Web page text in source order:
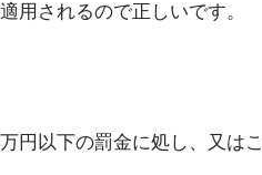
用されるので正しいです。
円以下の罰金に処し、又は